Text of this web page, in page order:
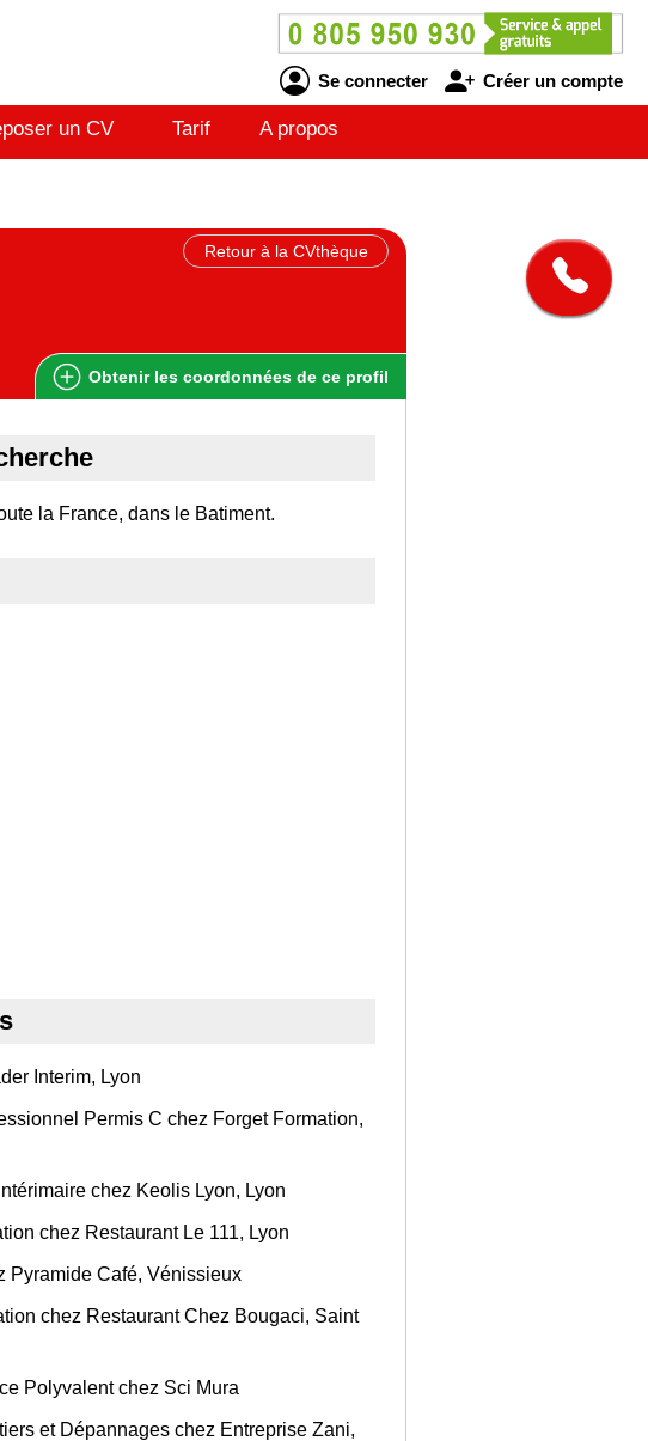
Se connecter Créer un compte
un CV Tarif A propos
Retour à la CVthèque
Obtenir les coordonnées de ce profil
la France, dans le Batiment.
Interim, Lyon
Permis C chez Forget Formation,
chez Keolis Lyon, Lyon
chez Restaurant Le 111, Lyon
Pyramide Café, Vénissieux
chez Restaurant Chez Bougaci, Saint
Polyvalent chez Sci Mura
et Dépannages chez Entreprise Zani,